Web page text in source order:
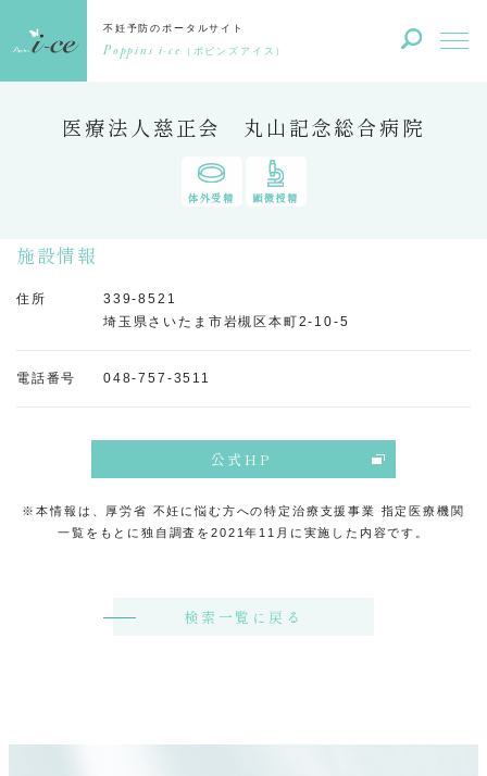
不妊予防のポータルサイト
Poppins i-ce （ポピンズアイス）
医療法人慈正会 丸山記念総合病院
体外受精 顕微授精
施設情報
住所
339-8521
埼玉県さいたま市岩槻区本町2-10-5
電話番号 048-757-3511
公式HP
※本情報は、厚労省 不妊に悩む方への特定治療支援事業 指定医療機関
一覧をもとに独自調査を2021年11月に実施した内容です。
検索一覧に戻る